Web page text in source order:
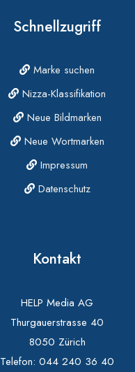
Schnellzugriff
Marke suchen
Nizza-Klassifikation
Neue Bildmarken
Neue Wortmarken
Impressum
Datenschutz
Kontakt
HELP Media AG
Thurgauerstrasse 40
8050 Zürich
Telefon: 044 240 36 40